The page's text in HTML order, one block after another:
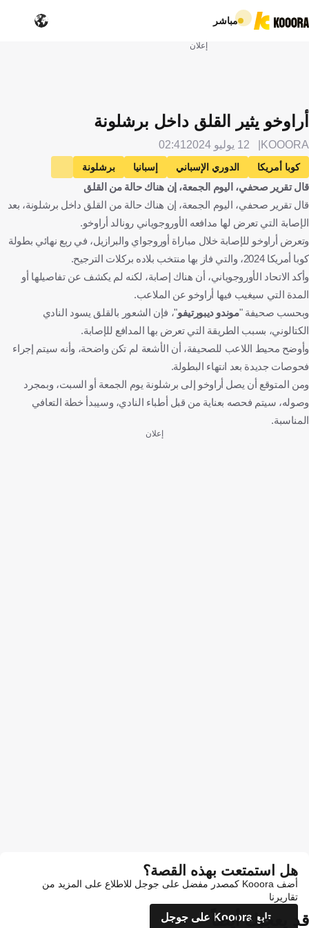
مباشر
إعلان
أراوخو يثير القلق داخل برشلونة
KOOORA 12 يوليو 2024 02:41
كوبا أمريكا الدوري الإسباني إسبانيا
برشلونة
كندا
كندا أوروجواي أورغواي
كرة قدم
قال تقرير صحفي، اليوم الجمعة، إن هناك حالة من القلق
قال تقرير صحفي، اليوم الجمعة، إن هناك حالة من القلق داخل برشلونة، بعد
الإصابة التي تعرض لها مدافعه الأوروجوياني رونالد أراوخو.
وتعرض أراوخو للإصابة خلال مباراة أوروجواي والبرازيل، في ربع نهائي بطولة
كوبا أمريكا 2024، والتي فاز بها منتخب بلاده بركلات الترجيح.
وأكد الاتحاد الأوروجوياني، أن هناك إصابة، لكنه لم يكشف عن تفاصيلها أو
المدة التي سيغيب فيها أراوخو عن الملاعب.
وبحسب صحيفة "موندو ديبورتيفو"، فإن الشعور بالقلق يسود النادي
الكتالوني، بسبب الطريقة التي تعرض بها المدافع للإصابة.
وأوضح محيط اللاعب للصحيفة، أن الأشعة لم تكن واضحة، وأنه سيتم إجراء
فحوصات جديدة بعد انتهاء البطولة.
ومن المتوقع أن يصل أراوخو إلى برشلونة يوم الجمعة أو السبت، وبمجرد
وصوله، سيتم فحصه بعناية من قبل أطباء النادي، وسيبدأ خطة التعافي
المناسبة.
إعلان
هل استمتعت بهذه القصة؟
أضف Kooora كمصدر مفضل على جوجل للاطلاع على المزيد من
تقاريرنا
تابع Kooora على جوجل
قد يعجبك أيضاً